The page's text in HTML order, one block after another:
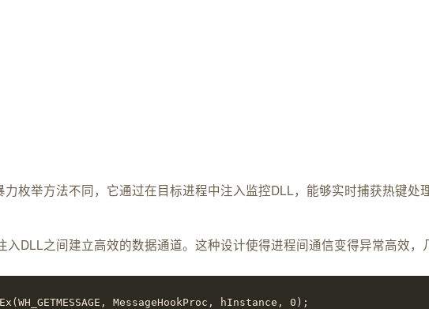
枚举方法不同，它通过在目标进程中注入监控DLL，能够实时捕获热键
DLL之间建立高效的数据通道。这种设计使得进程间通信变得异常高效，
MessageHookProc, hInstance, 0);